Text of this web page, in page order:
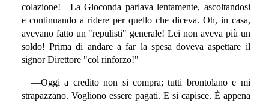
colazione!—La Gioconda parlava lentamente, ascoltandosi
e continuando a ridere per quello che diceva. Oh, in casa,
avevano fatto un "repulisti" generale! Lei non aveva più un
soldo! Prima di andare a far la spesa doveva aspettare il
signor Direttore "col rinforzo!"
—Oggi a credito non si compra; tutti brontolano e mi
strapazzano. Vogliono essere pagati. E si capisce. È appena